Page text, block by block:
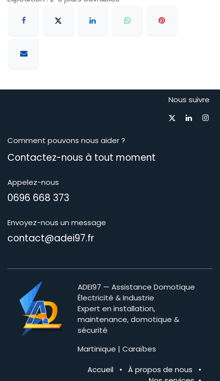
Nous suivre
Comment pouvons nous aider ?
Contactez-nous à tout moment​
Appelez-nous
0696 668 373
Envoyez-nous un message
contact@adei97.fr
ADEI97 — Assistance Domotique
Électricité & Industrie
Expert en installation,
maintenance, domotique &
sécurité
Martinique | Caraïbes
Accueil
• À propos de nous
•